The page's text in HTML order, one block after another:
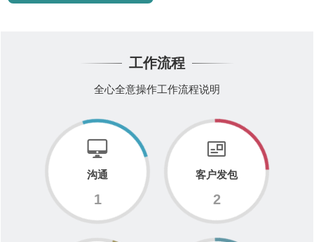
工作流程
全心全意操作工作流程说明
1
沟通
2
客户发包